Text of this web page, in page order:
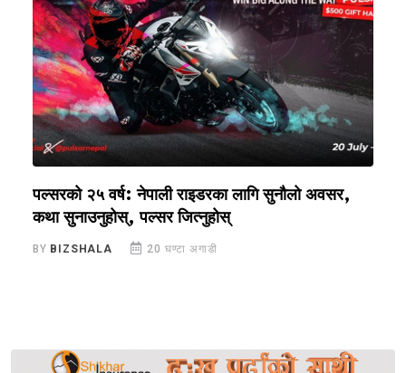
पल्सरको २५ वर्ष: नेपाली राइडरका लागि सुनौलो अवसर,
कथा सुनाउनुहोस्, पल्सर जित्नुहोस्
BY BIZSHALA 20 घण्टा अगाडी